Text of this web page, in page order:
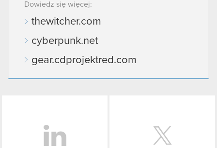
Dowiedz się więcej:
thewitcher.com
cyberpunk.net
gear.cdprojektred.com